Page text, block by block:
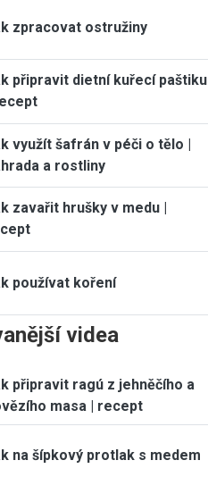
zpracovat ostružiny
připravit dietní kuřecí paštiku
využít šafrán v péči o tělo |
a rostliny
zavařit hrušky v medu |
používat koření
videa
připravit ragú z jehněčího a
masa | recept
na šípkový protlak s medem